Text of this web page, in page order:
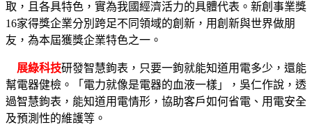
取，且各具特色，實為我國經濟活力的具體代表。新創事業獎
16家得獎企業分別跨足不同領域的創新，用創新與世界做朋
友，為本屆獲獎企業特色之一。
展綠科技研發智慧鉤表，只要一鉤就能知道用電多少，還能
幫電器健檢。「電力就像是電器的血液一樣」，吳仁作說，透
過智慧鉤表，能知道用電情形，協助客戶如何省電、用電安全
及預測性的維護等。